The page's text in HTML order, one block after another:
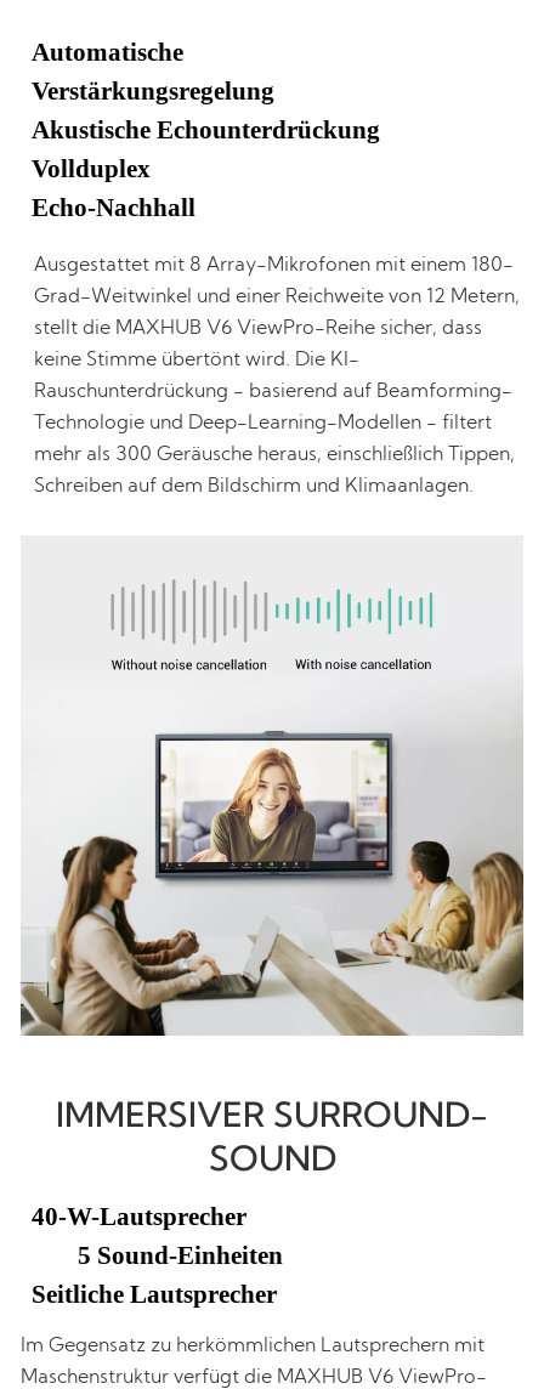
Automatische
Verstärkungsregelung
Akustische Echounterdrückung
Vollduplex
Echo-Nachhall
Ausgestattet mit 8 Array-Mikrofonen mit einem 180-
Grad-Weitwinkel und einer Reichweite von 12 Metern,
stellt die MAXHUB V6 ViewPro-Reihe sicher, dass
keine Stimme übertönt wird. Die KI-
Rauschunterdrückung - basierend auf Beamforming-
Technologie und Deep-Learning-Modellen - filtert
mehr als 300 Geräusche heraus, einschließlich Tippen,
Schreiben auf dem Bildschirm und Klimaanlagen.
IMMERSIVER SURROUND-
SOUND
40-W-Lautsprecher
5 Sound-Einheiten
Seitliche Lautsprecher
Im Gegensatz zu herkömmlichen Lautsprechern mit
Maschenstruktur verfügt die MAXHUB V6 ViewPro-